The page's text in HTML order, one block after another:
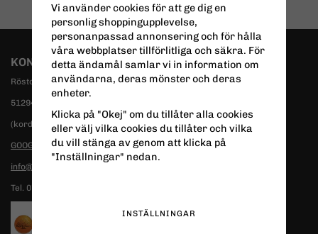
KONTAKTA OSS
Röstorp Kronogård 1
51294 Svenljunga
(kordinater 57.44813, 13.17737)
GOOGLE MAPS
info@ryberg5.se
Tel. 070-5261594
Vi använder cookies för att ge dig en
personlig shoppingupplevelse,
personanpassad annonsering och för hålla
våra webbplatser tillförlitliga och säkra. För
detta ändamål samlar vi in information om
användarna, deras mönster och deras
enheter.
Klicka på "Okej" om du tillåter alla cookies
eller välj vilka cookies du tillåter och vilka
du vill stänga av genom att klicka på
"Inställningar" nedan.
INSTÄLLNINGAR